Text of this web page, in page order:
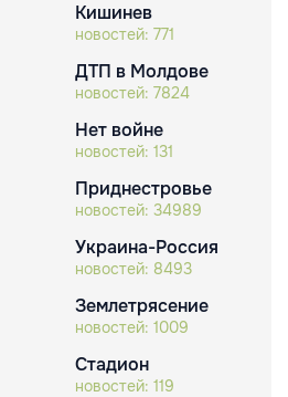
Кишинев
новостей: 771
ДТП в Молдове
новостей: 7824
Нет войне
новостей: 131
Приднестровье
новостей: 34989
Украина-Россия
новостей: 8493
Землетрясение
новостей: 1009
Стадион
новостей: 119